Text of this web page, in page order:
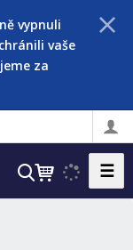
vypnuli
vaše
za
V
☰